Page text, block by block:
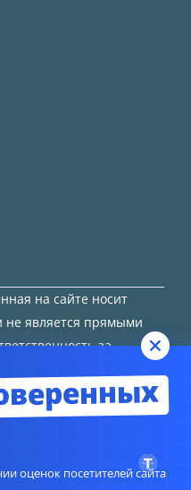
на сайте носит
является прямыми
за
оценок посетителей сайта